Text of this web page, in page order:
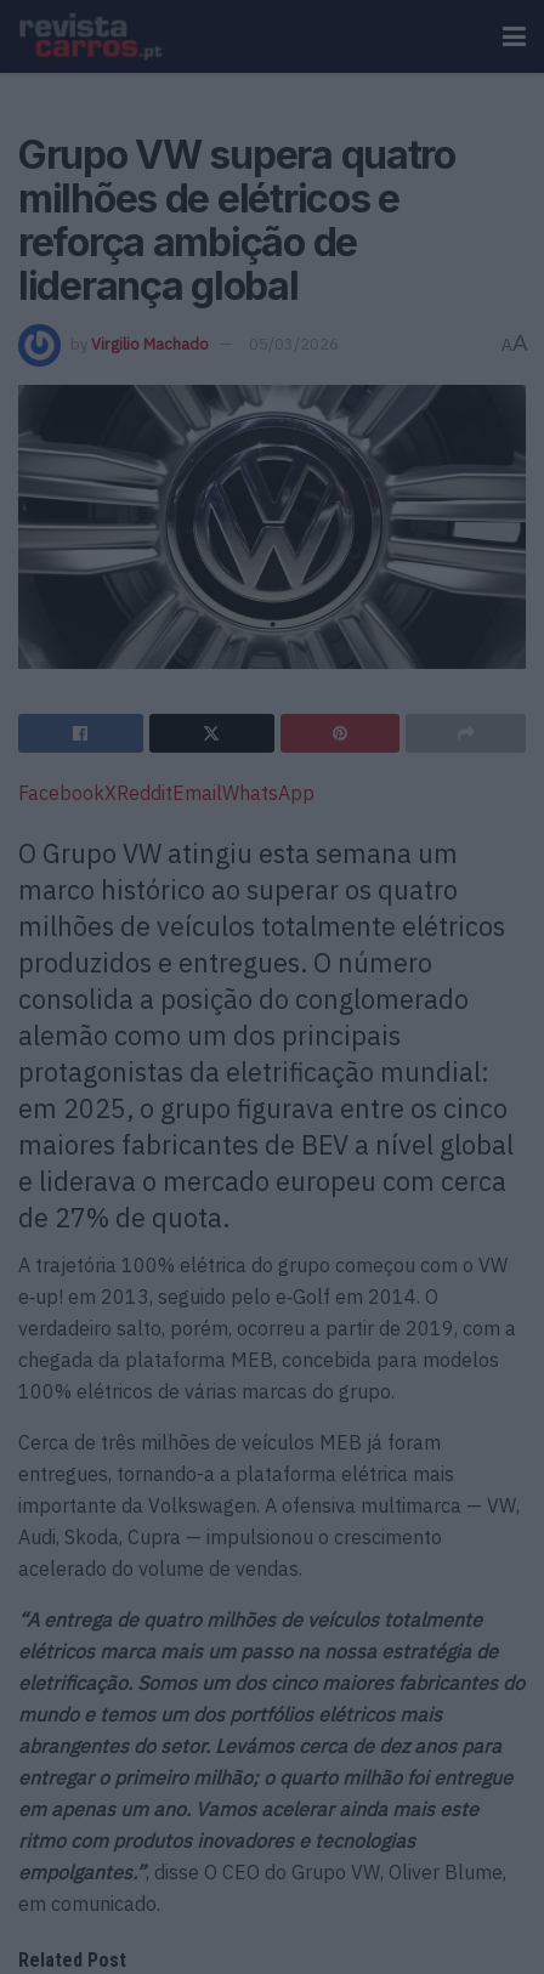
Grupo VW supera quatro
milhões de elétricos e
reforça ambição de
liderança global
by Virgilio Machado 05/03/2026 AA
FacebookXRedditEmailWhatsApp
O Grupo VW atingiu esta semana um
marco histórico ao superar os quatro
milhões de veículos totalmente elétricos
produzidos e entregues. O número
consolida a posição do conglomerado
alemão como um dos principais
protagonistas da eletrificação mundial:
em 2025, o grupo figurava entre os cinco
maiores fabricantes de BEV a nível global
e liderava o mercado europeu com cerca
de 27% de quota.
A trajetória 100% elétrica do grupo começou com o VW
e‑up! em 2013, seguido pelo e‑Golf em 2014. O
verdadeiro salto, porém, ocorreu a partir de 2019, com a
chegada da plataforma MEB, concebida para modelos
100% elétricos de várias marcas do grupo.
Cerca de três milhões de veículos MEB já foram
entregues, tornando-a a plataforma elétrica mais
importante da Volkswagen. A ofensiva multimarca — VW,
Audi, Skoda, Cupra — impulsionou o crescimento
acelerado do volume de vendas.
“A entrega de quatro milhões de veículos totalmente
elétricos marca mais um passo na nossa estratégia de
eletrificação. Somos um dos cinco maiores fabricantes do
mundo e temos um dos portfólios elétricos mais
abrangentes do setor. Levámos cerca de dez anos para
entregar o primeiro milhão; o quarto milhão foi entregue
em apenas um ano. Vamos acelerar ainda mais este
ritmo com produtos inovadores e tecnologias
empolgantes.”, disse O CEO do Grupo VW, Oliver Blume,
em comunicado.
Related Post